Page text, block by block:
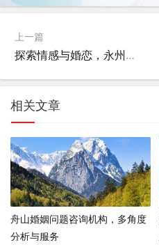
上一篇
探索情感与婚恋，永州咨询的多维度解析
相关文章
舟山婚姻问题咨询机构，多角度
分析与服务